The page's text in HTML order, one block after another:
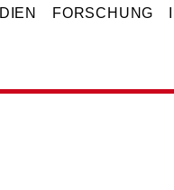
FORSCHUNG